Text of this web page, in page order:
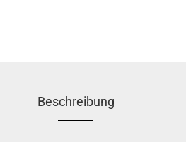
Beschreibung